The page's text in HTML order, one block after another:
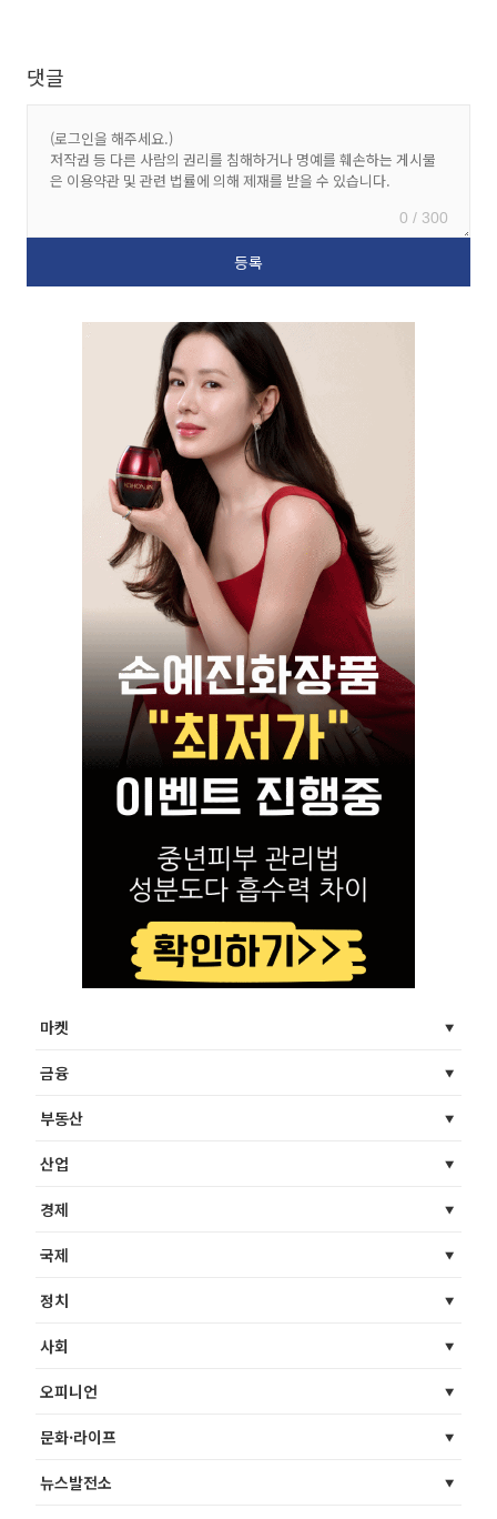
댓글
0 / 300
마켓
금융
부동산
산업
경제
국제
정치
사회
오피니언
문화·라이프
뉴스발전소